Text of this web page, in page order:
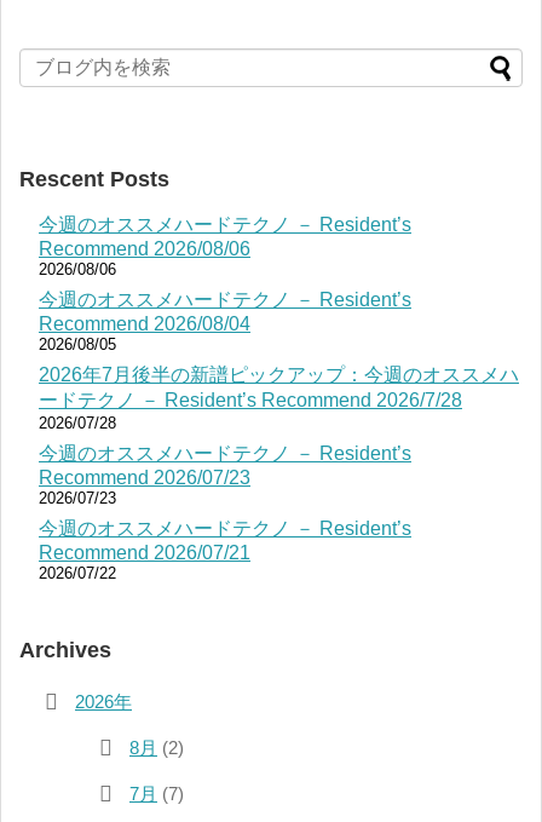
Rescent Posts
今週のオススメハードテクノ － Resident’s
Recommend 2026/08/06
2026/08/06
今週のオススメハードテクノ － Resident’s
Recommend 2026/08/04
2026/08/05
2026年7月後半の新譜ピックアップ：今週のオススメハ
ードテクノ － Resident’s Recommend 2026/7/28
2026/07/28
今週のオススメハードテクノ － Resident’s
Recommend 2026/07/23
2026/07/23
今週のオススメハードテクノ － Resident’s
Recommend 2026/07/21
2026/07/22
Archives
2026年
8月 (2)
7月 (7)